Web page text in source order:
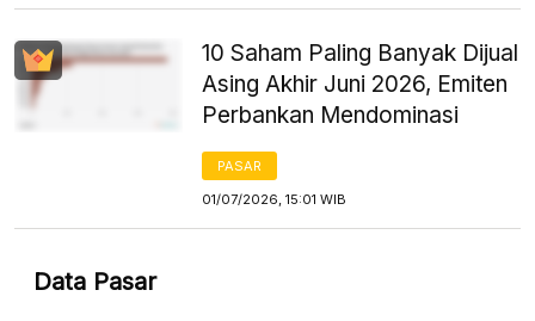
10 Saham Paling Banyak Dijual
Asing Akhir Juni 2026, Emiten
Perbankan Mendominasi
PASAR
01/07/2026, 15:01 WIB
Data Pasar